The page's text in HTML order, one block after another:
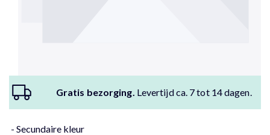
Gratis bezorging. Levertijd ca. 7 tot 14 dagen.
- Secundaire kleur